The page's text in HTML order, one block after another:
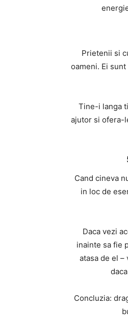
Prietenii si
oameni. Ei
Tine-i langa
ajutor si ofera-
Cand cineva
in loc de
Daca vezi
inainte sa fie
atasa de el
Concluzia: